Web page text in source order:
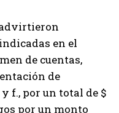
advirtieron
en el
de cuentas,
de
y f., por un total de $
por un monto